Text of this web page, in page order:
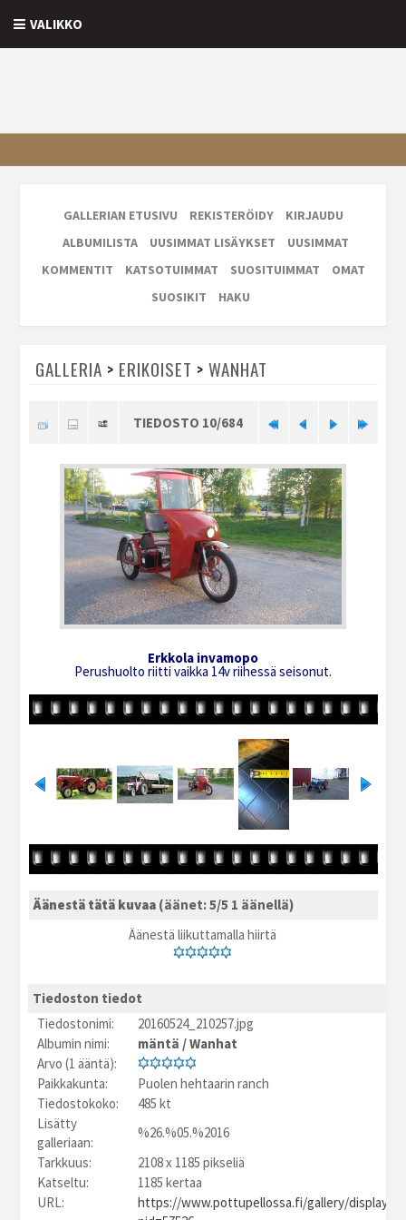
VALIKKO
GALLERIAN ETUSIVU REKISTERÖIDY
KIRJAUDU
ALBUMILISTA
UUSIMMAT LISÄYKSET
UUSIMMAT
KOMMENTIT
KATSOTUIMMAT SUOSITUIMMAT
OMAT
SUOSIKIT
HAKU
GALLERIA > ERIKOISET > WANHAT
TIEDOSTO 10/684
Erkkola invamopo
Perushuolto riitti vaikka 14v riihessä seisonut.
Äänestä tätä kuvaa (äänet: 5/5 1 äänellä)
Äänestä liikuttamalla hiirtä
Tiedoston tiedot
Tiedostonimi:
20160524_210257.jpg
Albumin nimi:
mäntä /Wanhat
Arvo (1 ääntä):
Paikkakunta:
Puolen hehtaarin ranch
Tiedostokoko:
485 kt
Lisätty
galleriaan:
%26.%05.%2016
Tarkkuus:
2108 x 1185 pikseliä
Katseltu:
1185 kertaa
URL:
https://www.pottupellossa.fi/gallery/